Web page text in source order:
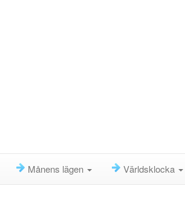
Månens lägen Världsklocka